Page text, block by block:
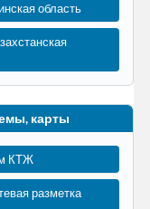
область
карты
КТЖ
разметка